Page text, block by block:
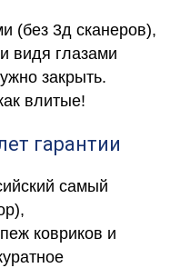
(без 3д сканеров),
видя глазами
закрыть.
влитые!
гарантии
самый
ковриков и